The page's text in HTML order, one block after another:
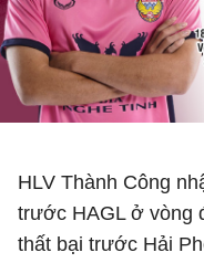
HLV Thành Công
trước HAGL ở vòng
thất bại trước Hải